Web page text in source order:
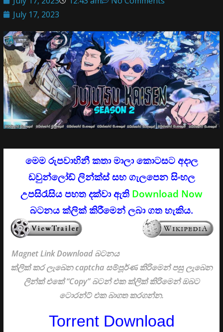
July 17, 2023
මෙම රුපවාහිනී කතා මාලා කොටසට අදාල
ඩවුන්ලෝඩ් ලින්ක්ස්සහ ගැලපෙන සිංහල
උපසිරැසිය පහත දක්වා ඇති Download Now
බටනය ක්ලික් කිරීමෙන් ලබා ගත හැකිය.
Magnet Link Download බටනය
ක්ලික් කර ලැබෙන captcha සම්පූර්ණ කිරිමෙන් පසු ලැබෙන
ලින්ක් එකේ “Copy” බටන් එක ක්ලික් කිරිමෙන් ඔබට
ටොරන්ට් එක බාගත කරගන්න.
Torrent Download